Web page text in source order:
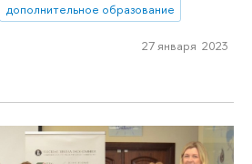
дополнительное образование
27 января 2023